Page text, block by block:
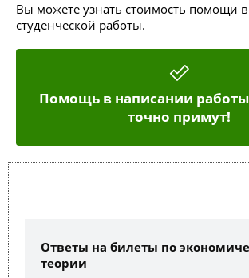
Вы можете узнать стоимость помощи
студенческой работы.
Помощь в написании
точно примут!
Ответы на билеты по
теории